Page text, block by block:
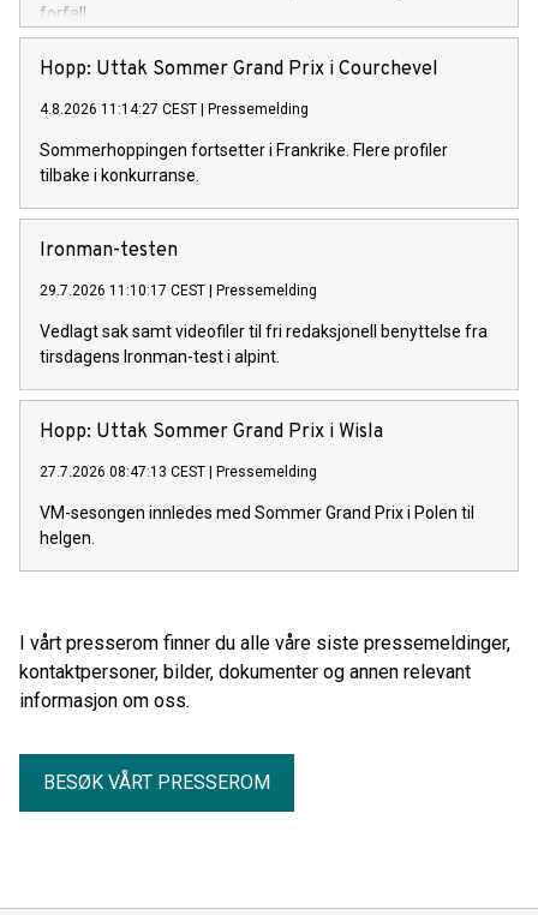
forfall.
Hopp: Uttak Sommer Grand Prix i Courchevel
4.8.2026 11:14:27 CEST Pressemelding
Sommerhoppingen fortsetter i Frankrike. Flere profiler
tilbake i konkurranse.
Ironman-testen
29.7.2026 11:10:17 CEST Pressemelding
Vedlagt sak samt videofiler til fri redaksjonell benyttelse fra
tirsdagens Ironman-test i alpint.
Hopp: Uttak Sommer Grand Prix i Wisla
27.7.2026 08:47:13 CEST Pressemelding
VM-sesongen innledes med Sommer Grand Prix i Polen til
helgen.
I vårt presserom finner du alle våre siste pressemeldinger,
kontaktpersoner, bilder, dokumenter og annen relevant
informasjon om oss.
BESØK VÅRT PRESSEROM